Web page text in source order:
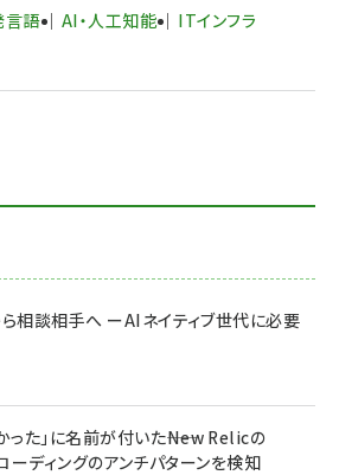
言語 AI・人工知能 ITインフラ
ら相談相手へ ーAIネイティブ世代に必要
た」に名前が付いた――New Relicの
ディングのアンチパターンを検知